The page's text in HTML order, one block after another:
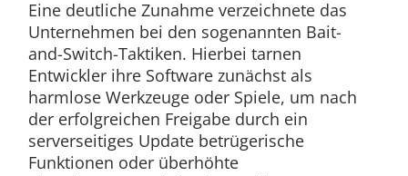
Eine deutliche Zunahme verzeichnete das
Unternehmen bei den sogenannten Bait-
and-Switch-Taktiken. Hierbei tarnen
Entwickler ihre Software zunächst als
harmlose Werkzeuge oder Spiele, um nach
der erfolgreichen Freigabe durch ein
serverseitiges Update betrügerische
Funktionen oder überhöhte